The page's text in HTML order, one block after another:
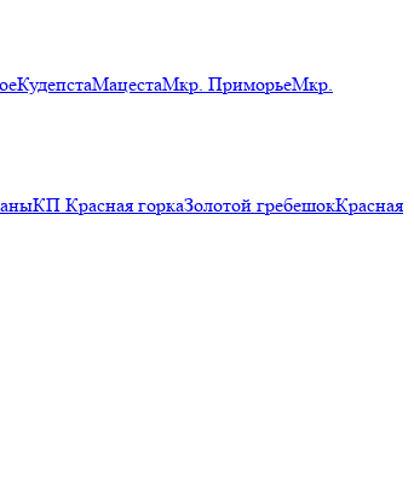
КудепстаМацестаМкр. ПриморьеМкр.
КП Красная горкаЗолотой гребешокКрасная